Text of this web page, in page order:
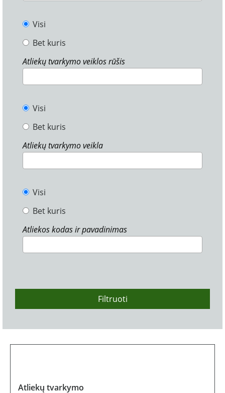
Visi
Bet kuris
Atliekų tvarkymo veiklos rūšis
Visi
Bet kuris
Atliekų tvarkymo veikla
Visi
Bet kuris
Atliekos kodas ir pavadinimas
Filtruoti
Atliekų tvarkymo